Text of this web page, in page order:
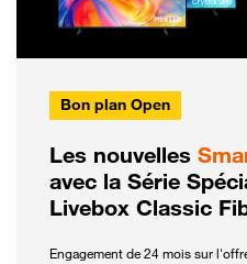
Bon plan Open
Les nouvelles
avec la Série
Livebox Classic
Engagement de 24 mois sur